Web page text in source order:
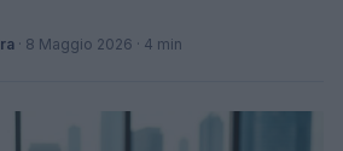
· 8 Maggio 2026 · 4 min